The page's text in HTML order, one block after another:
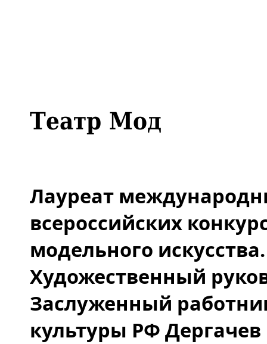
Театр Мод
Лауреат
всероссийских
модельного искусства.
Художественный
Заслуженный
культуры РФ Дергачев